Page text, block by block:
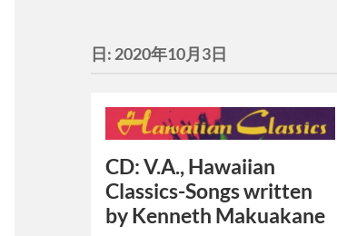
日: 2020年10月3日
CD: V.A., Hawaiian
Classics-Songs written
by Kenneth Makuakane